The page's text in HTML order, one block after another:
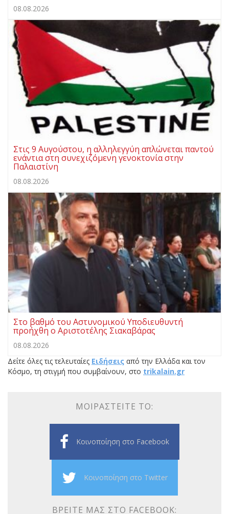
08.08.2026
Στις 9 Αυγούστου, η αλληλεγγύη απλώνεται παντού
ενάντια στη συνεχιζόμενη γενοκτονία στην
Παλαιστίνη
08.08.2026
Στο βαθμό του Αστυνομικού Υποδιευθυντή
προήχθη ο Αριστοτέλης Σιακαβάρας
08.08.2026
Δείτε όλες τις τελευταίες Ειδήσεις από την Ελλάδα και τον
Κόσμο, τη στιγμή που συμβαίνουν, στο trikalain.gr
ΜΟΙΡΑΣΤΕΊΤΕ ΤΟ:
Κοινοποίηση στο Facebook
Κοινοποίηση στο Twitter
ΒΡΕΊΤΕ ΜΑΣ ΣΤΟ FACEBOOK: